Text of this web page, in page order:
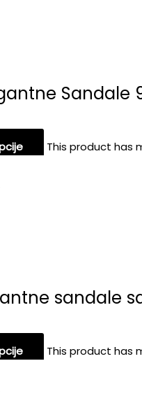
Sandale
This product has
sandale
This product has